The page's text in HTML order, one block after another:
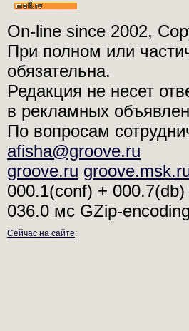
On-line since 2002,
При полном или
обязательна.
Редакция не несет
в рекламных
По вопросам
afisha@groove.ru
groove.ru
000.1(conf) +
036.0 мсGZip-
Сейчас на сайте: